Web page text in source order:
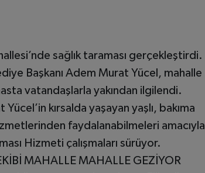
sağlık taraması gerçekleştirdi.
Başkanı Adem Murat Yücel, mahalle
vatandaşlarla yakından ilgilendi.
kırsalda yaşayan yaşlı, bakıma
faydalanabilmeleri amacıyla
Hizmeti çalışmaları sürüyor.
MAHALLE MAHALLE GEZİYOR